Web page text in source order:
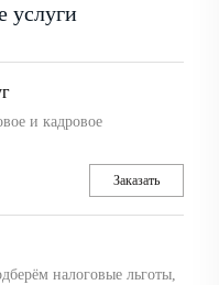
услуги
и кадровое
Заказать
налоговые льготы,